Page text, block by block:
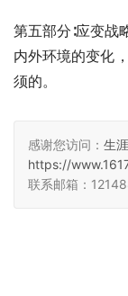
第五部分∶应变战
内外环境的变化
须的。
感谢您访问： 生
https://
联系邮箱：